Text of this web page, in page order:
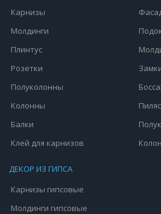
Карнизы
Молдинги
Плинтус
Розетки
Полуколонны
Колонны
Балки
Клей для карнизов
ДЕКОР ИЗ ГИПСА
Карнизы гипсовые
Молдинги гипсовые